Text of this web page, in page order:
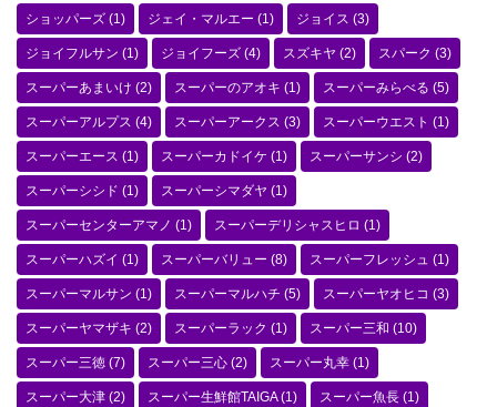
ショッパーズ (1) ジェイ・マルエー (1) ジョイス (3)
ジョイフルサン (1) ジョイフーズ (4) スズキヤ (2) スパーク (3)
スーパーあまいけ (2) スーパーのアオキ (1) スーパーみらべる (5)
スーパーアルプス (4) スーパーアークス (3) スーパーウエスト (1)
スーパーエース (1) スーパーカドイケ (1) スーパーサンシ (2)
スーパーシシド (1) スーパーシマダヤ (1)
スーパーセンターアマノ (1) スーパーデリシャスヒロ (1)
スーパーハズイ (1) スーパーバリュー (8) スーパーフレッシュ (1)
スーパーマルサン (1) スーパーマルハチ (5) スーパーヤオヒコ (3)
スーパーヤマザキ (2) スーパーラック (1) スーパー三和 (10)
スーパー三徳 (7) スーパー三心 (2) スーパー丸幸 (1)
スーパー大津 (2) スーパー生鮮館TAIGA(1) スーパー魚長 (1)